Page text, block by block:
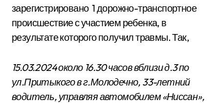
зарегистрировано 1 дорожно-транспортное
происшествие с участием ребенка, в
результате которого получил травмы. Так,
15.03.2024 около 16.30 часов вблизи д.3 по
ул.Притыкого в г.Молодечно, 33-летний
водитель, управляя автомобилем «Ниссан»,